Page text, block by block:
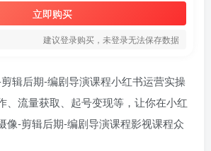
立即购买
建议登录购买，未登录无法保存数据